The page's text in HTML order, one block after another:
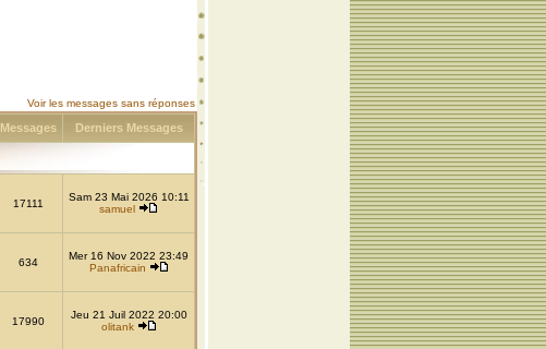
Voir les messages sans réponses
Messages Derniers Messages
17111
Sam 23 Mai 2026 10:11
samuel
634
Mer 16 Nov 2022 23:49
Panafricain
17990
Jeu 21 Juil 2022 20:00
olitank